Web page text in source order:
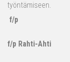
työntämiseen.
f/p
f/p Rahti-Ahti